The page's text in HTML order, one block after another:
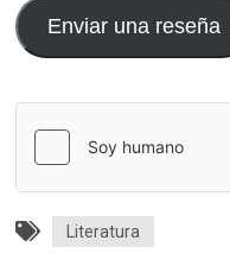
Enviar una reseña
Literatura